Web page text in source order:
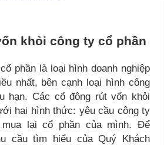
khỏi công ty cổ phần
phần là loại hình doanh nghiệp
nhất, bên cạnh loại hình công
hạn. Các cổ đông rút vốn khỏi
hai hình thức: yêu cầu công ty
lại cổ phần của mình. Để
cầu tìm hiểu của Quý Khách